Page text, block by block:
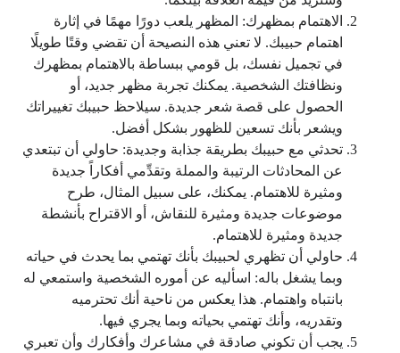
الاهتمام بمظهرك: المظهر يلعب دورًا مهمًا في إثارة
اهتمام حبيبك. لا تعني هذه النصيحة أن تقضي وقتًا طويلًا
في تجميل نفسك، بل قومي ببساطة بالاهتمام بمظهرك
ونظافتك الشخصية. يمكنك تجربة مظهر جديد، أو
الحصول على قصة شعر جديدة. سيلاحظ حبيبك تغييراتك
ويشعر بأنك تسعين للظهور بشكل أفضل.
تحدثي مع حبيبك بطريقة جذابة وجديدة: حاولي أن تبتعدي
عن المحادثات الرتيبة والمملة وتقدِّمي أفكاراً جديدة
ومثيرة للاهتمام. يمكنك، على سبيل المثال، طرح
موضوعات جديدة ومثيرة للنقاش، أو الاقتراح بأنشطة
جديدة ومثيرة للاهتمام.
حاولي أن تظهري لحبيبك بأنك تهتمي بما يحدث في حياته
وبما يشغل باله: اسأليه عن أموره الشخصية واستمعي له
بانتباه واهتمام. هذا يعكس من ناحية أنك تحترميه
وتقدريه، وأنك تهتمي بحياته وبما يجري فيها.
يجب أن تكوني صادقة في مشاعرك وأفكارك وأن تعبري